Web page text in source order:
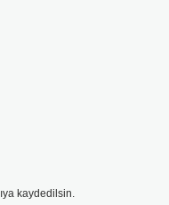
kaydedilsin.